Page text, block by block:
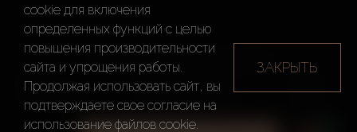
AX CAPITAL ©2026 Все Права Защищены
Условия
использования
конфиденциальности
сайта
cookie для включения
определенных функций c целью
повышения производительности
сайта и упрощения работы.
Продолжая использовать сайт, вы
подтверждаете свое согласие на
использование файлов cookie.
ЗАКРЫТЬ